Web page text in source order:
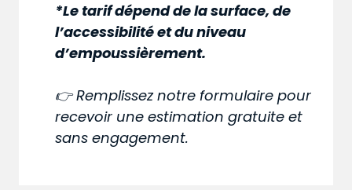
*Le tarif dépend de la surface, de
l’accessibilité et du niveau
d’empoussièrement.
👉 Remplissez notre formulaire pour
recevoir une estimation gratuite et
sans engagement.